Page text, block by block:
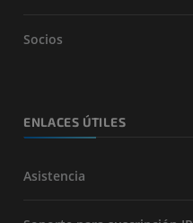
Socios
ENLACES ÚTILES
Asistencia